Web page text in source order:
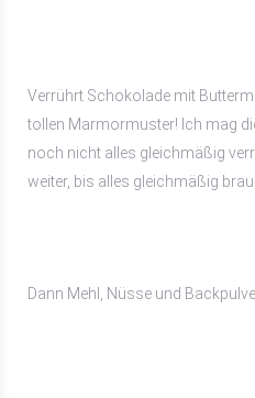
Verrührt Schokolade mit
tollen Marmormuster! Ich mag
noch nicht alles gleichmäßig
weiter, bis alles gleichmäßig
Dann Mehl, Nüsse und